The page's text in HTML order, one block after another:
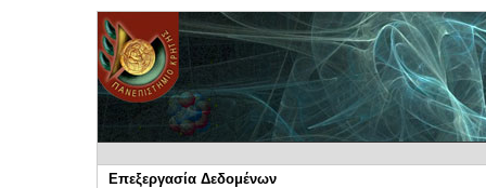
Επεξεργασία Δεδομένων